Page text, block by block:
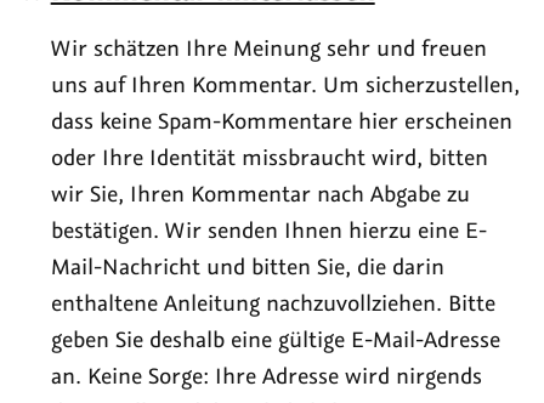
Wir schätzen Ihre Meinung sehr und freuen
uns auf Ihren Kommentar. Um sicherzustellen,
dass keine Spam-Kommentare hier erscheinen
oder Ihre Identität missbraucht wird, bitten
wir Sie, Ihren Kommentar nach Abgabe zu
bestätigen. Wir senden Ihnen hierzu eine E-
Mail-Nachricht und bitten Sie, die darin
enthaltene Anleitung nachzuvollziehen. Bitte
geben Sie deshalb eine gültige E-Mail-Adresse
an. Keine Sorge: Ihre Adresse wird nirgends